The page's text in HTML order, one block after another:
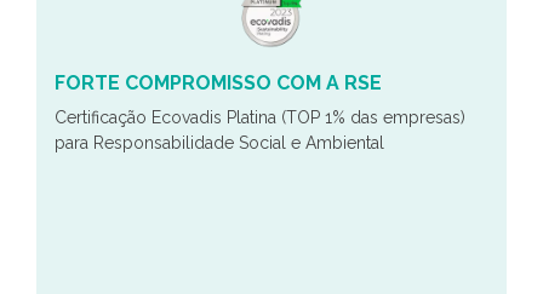
FORTE COMPROMISSO COM A RSE
Certificação Ecovadis Platina (TOP 1% das empresas)
para Responsabilidade Social e Ambiental